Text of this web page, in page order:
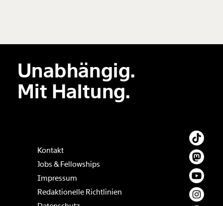
Der Inhalt dieses Feldes wird nicht öffentlich zugänglich angezeigt.
Unabhängig.
Mit Haltung.
Kontakt
Jobs & Fellowships
Impressum
Redaktionelle Richtlinien